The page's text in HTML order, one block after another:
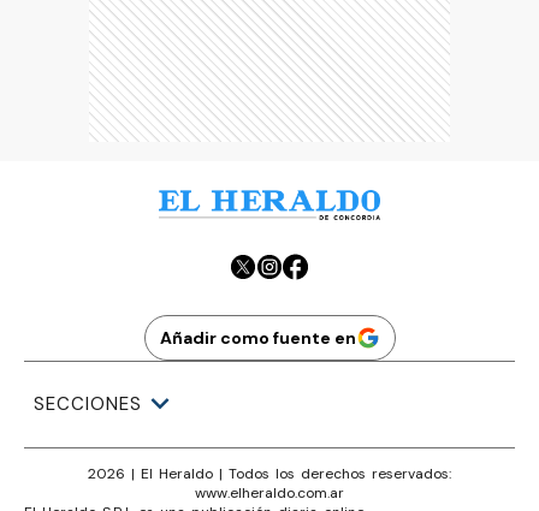
Añadir como fuente en
SECCIONES
2026 | El Heraldo | Todos los derechos reservados:
www.elheraldo.com.ar